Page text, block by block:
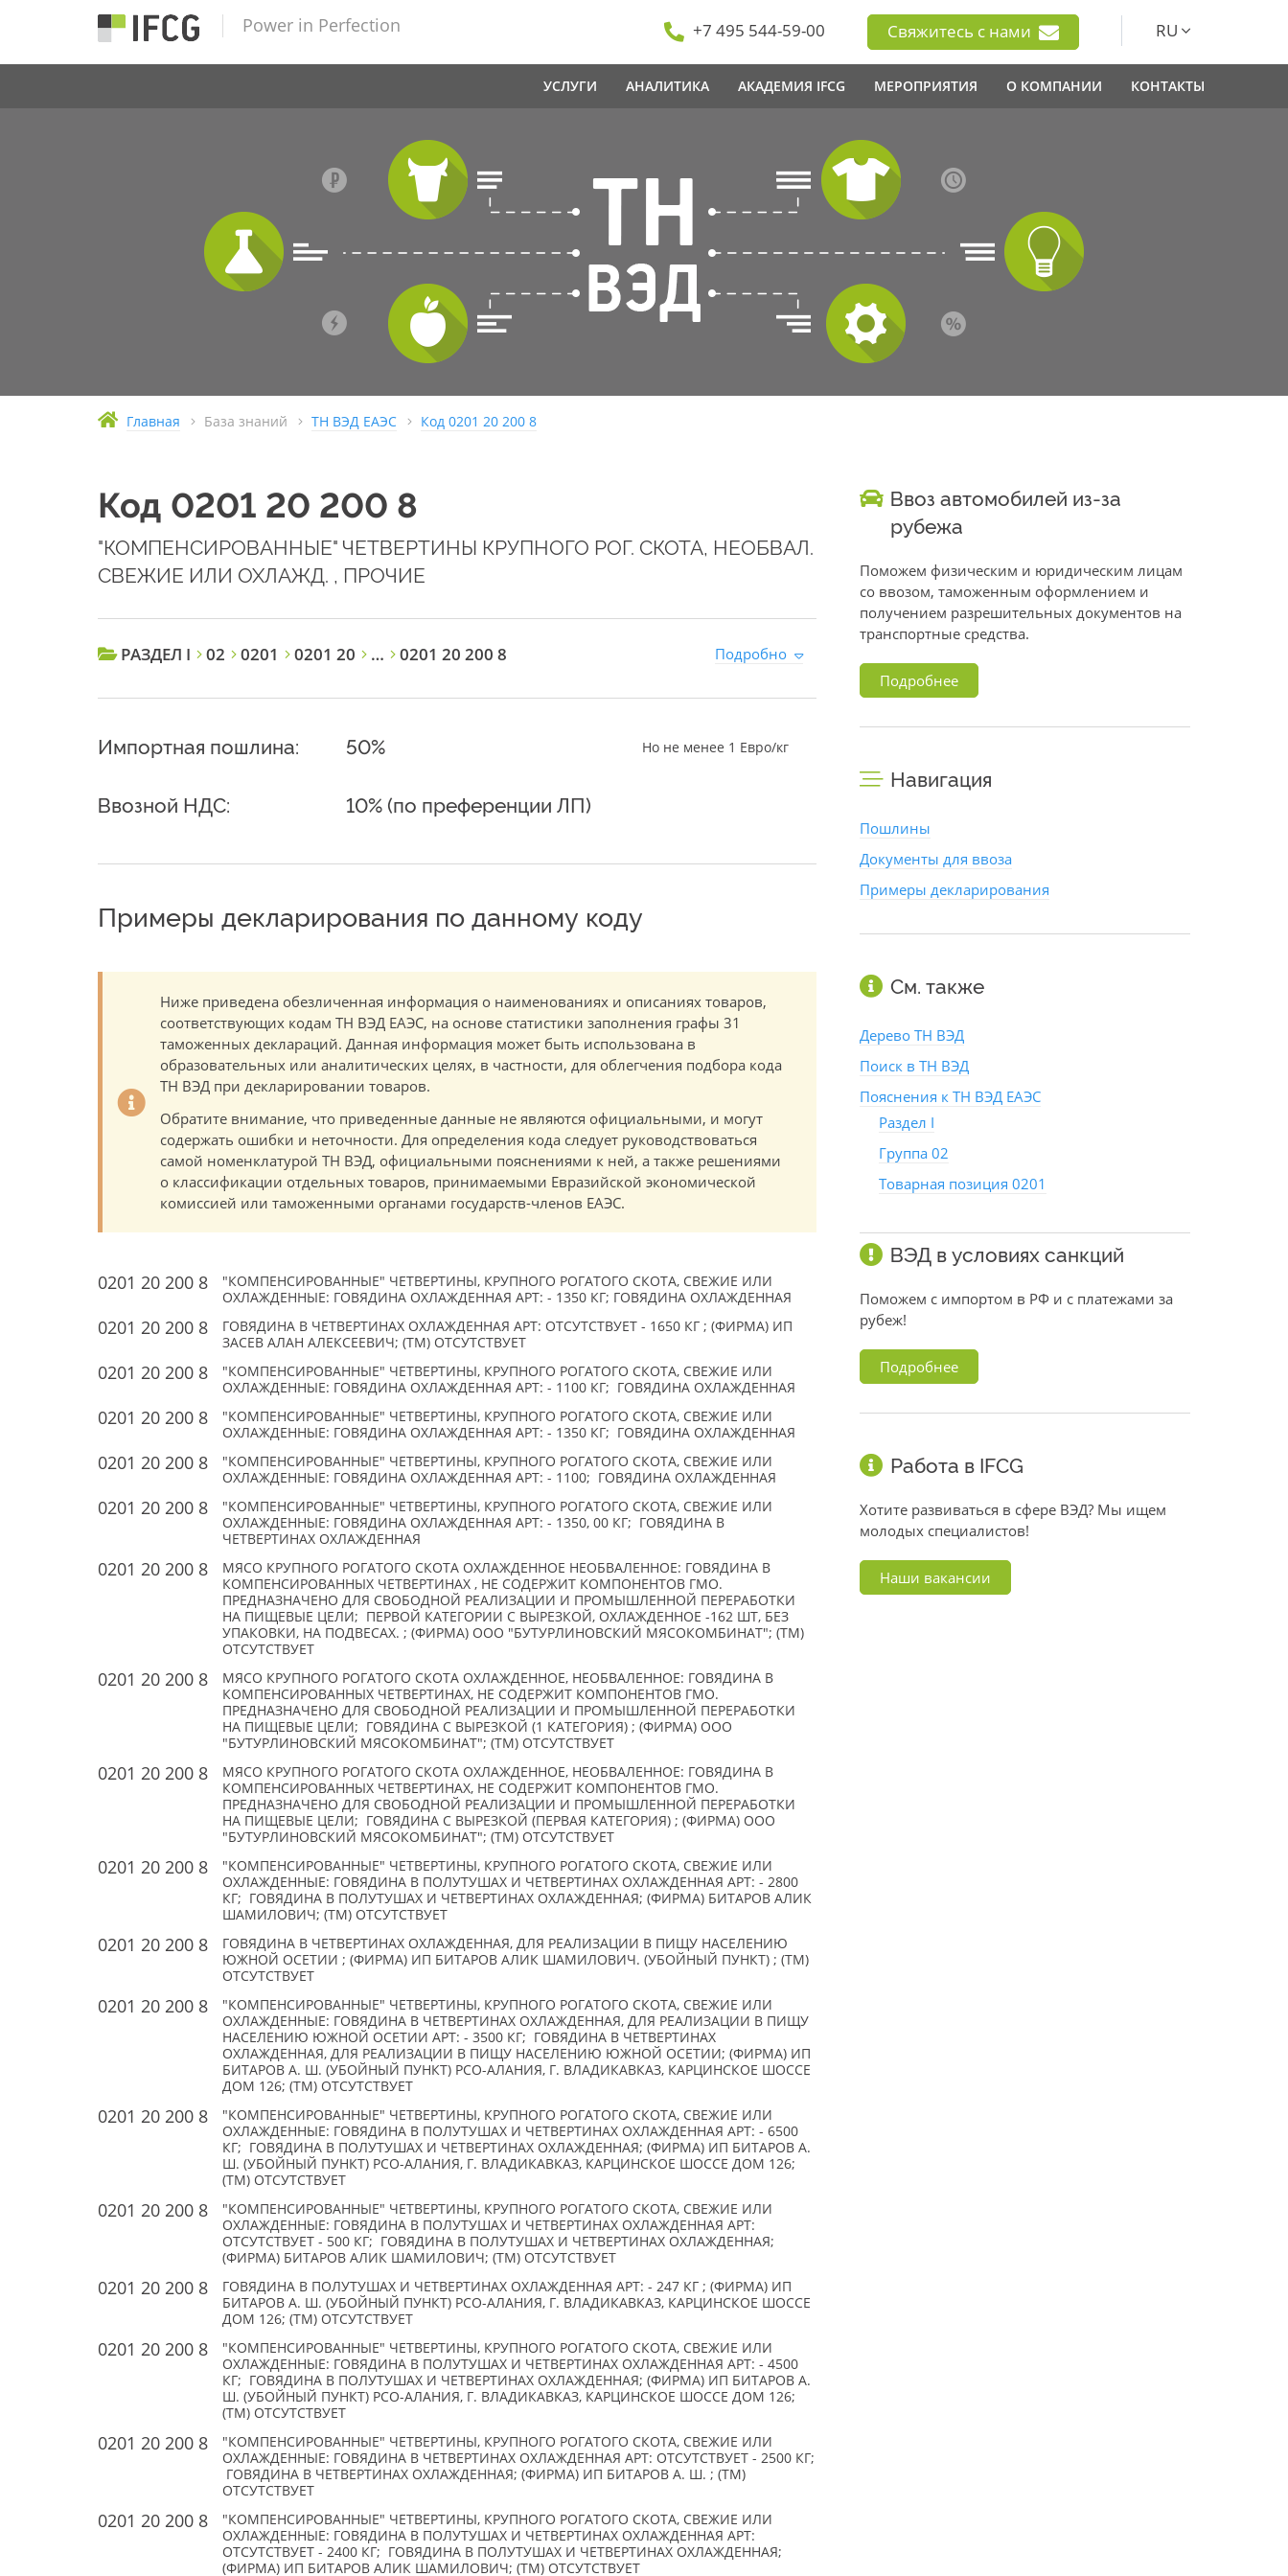
Power in Perfection +7 495 544-59-00 Свяжитесь с нами RU
УСЛУГИ АНАЛИТИКА АКАДЕМИЯ IFCG МЕРОПРИЯТИЯ О КОМПАНИИ КОНТАКТЫ
Главная База знаний ТН ВЭД ЕАЭС Код 0201 20 200 8
Код 0201 20 200 8
"КОМПЕНСИРОВАННЫЕ" ЧЕТВЕРТИНЫ КРУПНОГО РОГ. СКОТА, НЕОБВАЛ.
СВЕЖИЕ ИЛИ ОХЛАЖД. , ПРОЧИЕ
РАЗДЕЛ I 02 0201 0201 20 … 0201 20 200 8 Подробно
Импортная пошлина: 50% Но не менее 1 Евро/кг
Ввозной НДС: 10% (по преференции ЛП)
Примеры декларирования по данному коду
Ниже приведена обезличенная информация о наименованиях и описаниях товаров,
соответствующих кодам ТН ВЭД ЕАЭС, на основе статистики заполнения графы 31
таможенных деклараций. Данная информация может быть использована в
образовательных или аналитических целях, в частности, для облегчения подбора кода
ТН ВЭД при декларировании товаров.
Обратите внимание, что приведенные данные не являются официальными, и могут
содержать ошибки и неточности. Для определения кода следует руководствоваться
самой номенклатурой ТН ВЭД, официальными пояснениями к ней, а также решениями
о классификации отдельных товаров, принимаемыми Евразийской экономической
комиссией или таможенными органами государств-членов ЕАЭС.
0201 20 200 8
"КОМПЕНСИРОВАННЫЕ" ЧЕТВЕРТИНЫ, КРУПНОГО РОГАТОГО СКОТА, СВЕЖИЕ ИЛИ
ОХЛАЖДЕННЫЕ: ГОВЯДИНА ОХЛАЖДЕННАЯ АРТ: - 1350 КГ; ГОВЯДИНА ОХЛАЖДЕННАЯ
0201 20 200 8
ГОВЯДИНА В ЧЕТВЕРТИНАХ ОХЛАЖДЕННАЯ АРТ: ОТСУТСТВУЕТ - 1650 КГ ; (ФИРМА) ИП
ЗАСЕВ АЛАН АЛЕКСЕЕВИЧ; (TM) ОТСУТСТВУЕТ
0201 20 200 8
"КОМПЕНСИРОВАННЫЕ" ЧЕТВЕРТИНЫ, КРУПНОГО РОГАТОГО СКОТА, СВЕЖИЕ ИЛИ
ОХЛАЖДЕННЫЕ: ГОВЯДИНА ОХЛАЖДЕННАЯ АРТ: - 1100 КГ; ГОВЯДИНА ОХЛАЖДЕННАЯ
0201 20 200 8
"КОМПЕНСИРОВАННЫЕ" ЧЕТВЕРТИНЫ, КРУПНОГО РОГАТОГО СКОТА, СВЕЖИЕ ИЛИ
ОХЛАЖДЕННЫЕ: ГОВЯДИНА ОХЛАЖДЕННАЯ АРТ: - 1350 КГ; ГОВЯДИНА ОХЛАЖДЕННАЯ
0201 20 200 8
"КОМПЕНСИРОВАННЫЕ" ЧЕТВЕРТИНЫ, КРУПНОГО РОГАТОГО СКОТА, СВЕЖИЕ ИЛИ
ОХЛАЖДЕННЫЕ: ГОВЯДИНА ОХЛАЖДЕННАЯ АРТ: - 1100; ГОВЯДИНА ОХЛАЖДЕННАЯ
0201 20 200 8
"КОМПЕНСИРОВАННЫЕ" ЧЕТВЕРТИНЫ, КРУПНОГО РОГАТОГО СКОТА, СВЕЖИЕ ИЛИ
ОХЛАЖДЕННЫЕ: ГОВЯДИНА ОХЛАЖДЕННАЯ АРТ: - 1350, 00 КГ; ГОВЯДИНА В
ЧЕТВЕРТИНАХ ОХЛАЖДЕННАЯ
0201 20 200 8
МЯСО КРУПНОГО РОГАТОГО СКОТА ОХЛАЖДЕННОЕ НЕОБВАЛЕННОЕ: ГОВЯДИНА В
КОМПЕНСИРОВАННЫХ ЧЕТВЕРТИНАХ , НЕ СОДЕРЖИТ КОМПОНЕНТОВ ГМО.
ПРЕДНАЗНАЧЕНО ДЛЯ СВОБОДНОЙ РЕАЛИЗАЦИИ И ПРОМЫШЛЕННОЙ ПЕРЕРАБОТКИ
НА ПИЩЕВЫЕ ЦЕЛИ; ПЕРВОЙ КАТЕГОРИИ С ВЫРЕЗКОЙ, ОХЛАЖДЕННОЕ -162 ШТ, БЕЗ
УПАКОВКИ, НА ПОДВЕСАХ. ; (ФИРМА) ООО "БУТУРЛИНОВСКИЙ МЯСОКОМБИНАТ"; (TM)
ОТСУТСТВУЕТ
0201 20 200 8
МЯСО КРУПНОГО РОГАТОГО СКОТА ОХЛАЖДЕННОЕ, НЕОБВАЛЕННОЕ: ГОВЯДИНА В
КОМПЕНСИРОВАННЫХ ЧЕТВЕРТИНАХ, НЕ СОДЕРЖИТ КОМПОНЕНТОВ ГМО.
ПРЕДНАЗНАЧЕНО ДЛЯ СВОБОДНОЙ РЕАЛИЗАЦИИ И ПРОМЫШЛЕННОЙ ПЕРЕРАБОТКИ
НА ПИЩЕВЫЕ ЦЕЛИ; ГОВЯДИНА С ВЫРЕЗКОЙ (1 КАТЕГОРИЯ) ; (ФИРМА) ООО
"БУТУРЛИНОВСКИЙ МЯСОКОМБИНАТ"; (TM) ОТСУТСТВУЕТ
0201 20 200 8
МЯСО КРУПНОГО РОГАТОГО СКОТА ОХЛАЖДЕННОЕ, НЕОБВАЛЕННОЕ: ГОВЯДИНА В
КОМПЕНСИРОВАННЫХ ЧЕТВЕРТИНАХ, НЕ СОДЕРЖИТ КОМПОНЕНТОВ ГМО.
ПРЕДНАЗНАЧЕНО ДЛЯ СВОБОДНОЙ РЕАЛИЗАЦИИ И ПРОМЫШЛЕННОЙ ПЕРЕРАБОТКИ
НА ПИЩЕВЫЕ ЦЕЛИ; ГОВЯДИНА С ВЫРЕЗКОЙ (ПЕРВАЯ КАТЕГОРИЯ) ; (ФИРМА) ООО
"БУТУРЛИНОВСКИЙ МЯСОКОМБИНАТ"; (TM) ОТСУТСТВУЕТ
0201 20 200 8
"КОМПЕНСИРОВАННЫЕ" ЧЕТВЕРТИНЫ, КРУПНОГО РОГАТОГО СКОТА, СВЕЖИЕ ИЛИ
ОХЛАЖДЕННЫЕ: ГОВЯДИНА В ПОЛУТУШАХ И ЧЕТВЕРТИНАХ ОХЛАЖДЕННАЯ АРТ: - 2800
КГ; ГОВЯДИНА В ПОЛУТУШАХ И ЧЕТВЕРТИНАХ ОХЛАЖДЕННАЯ; (ФИРМА) БИТАРОВ АЛИК
ШАМИЛОВИЧ; (TM) ОТСУТСТВУЕТ
0201 20 200 8
ГОВЯДИНА В ЧЕТВЕРТИНАХ ОХЛАЖДЕННАЯ, ДЛЯ РЕАЛИЗАЦИИ В ПИЩУ НАСЕЛЕНИЮ
ЮЖНОЙ ОСЕТИИ ; (ФИРМА) ИП БИТАРОВ АЛИК ШАМИЛОВИЧ. (УБОЙНЫЙ ПУНКТ) ; (TM)
ОТСУТСТВУЕТ
0201 20 200 8
"КОМПЕНСИРОВАННЫЕ" ЧЕТВЕРТИНЫ, КРУПНОГО РОГАТОГО СКОТА, СВЕЖИЕ ИЛИ
ОХЛАЖДЕННЫЕ: ГОВЯДИНА В ЧЕТВЕРТИНАХ ОХЛАЖДЕННАЯ, ДЛЯ РЕАЛИЗАЦИИ В ПИЩУ
НАСЕЛЕНИЮ ЮЖНОЙ ОСЕТИИ АРТ: - 3500 КГ; ГОВЯДИНА В ЧЕТВЕРТИНАХ
ОХЛАЖДЕННАЯ, ДЛЯ РЕАЛИЗАЦИИ В ПИЩУ НАСЕЛЕНИЮ ЮЖНОЙ ОСЕТИИ; (ФИРМА) ИП
БИТАРОВ А. Ш. (УБОЙНЫЙ ПУНКТ) РСО-АЛАНИЯ, Г. ВЛАДИКАВКАЗ, КАРЦИНСКОЕ ШОССЕ
ДОМ 126; (TM) ОТСУТСТВУЕТ
0201 20 200 8
"КОМПЕНСИРОВАННЫЕ" ЧЕТВЕРТИНЫ, КРУПНОГО РОГАТОГО СКОТА, СВЕЖИЕ ИЛИ
ОХЛАЖДЕННЫЕ: ГОВЯДИНА В ПОЛУТУШАХ И ЧЕТВЕРТИНАХ ОХЛАЖДЕННАЯ АРТ: - 6500
КГ; ГОВЯДИНА В ПОЛУТУШАХ И ЧЕТВЕРТИНАХ ОХЛАЖДЕННАЯ; (ФИРМА) ИП БИТАРОВ А.
Ш. (УБОЙНЫЙ ПУНКТ) РСО-АЛАНИЯ, Г. ВЛАДИКАВКАЗ, КАРЦИНСКОЕ ШОССЕ ДОМ 126;
(TM) ОТСУТСТВУЕТ
0201 20 200 8
"КОМПЕНСИРОВАННЫЕ" ЧЕТВЕРТИНЫ, КРУПНОГО РОГАТОГО СКОТА, СВЕЖИЕ ИЛИ
ОХЛАЖДЕННЫЕ: ГОВЯДИНА В ПОЛУТУШАХ И ЧЕТВЕРТИНАХ ОХЛАЖДЕННАЯ АРТ:
ОТСУТСТВУЕТ - 500 КГ; ГОВЯДИНА В ПОЛУТУШАХ И ЧЕТВЕРТИНАХ ОХЛАЖДЕННАЯ;
(ФИРМА) БИТАРОВ АЛИК ШАМИЛОВИЧ; (TM) ОТСУТСТВУЕТ
0201 20 200 8
ГОВЯДИНА В ПОЛУТУШАХ И ЧЕТВЕРТИНАХ ОХЛАЖДЕННАЯ АРТ: - 247 КГ ; (ФИРМА) ИП
БИТАРОВ А. Ш. (УБОЙНЫЙ ПУНКТ) РСО-АЛАНИЯ, Г. ВЛАДИКАВКАЗ, КАРЦИНСКОЕ ШОССЕ
ДОМ 126; (TM) ОТСУТСТВУЕТ
0201 20 200 8
"КОМПЕНСИРОВАННЫЕ" ЧЕТВЕРТИНЫ, КРУПНОГО РОГАТОГО СКОТА, СВЕЖИЕ ИЛИ
ОХЛАЖДЕННЫЕ: ГОВЯДИНА В ПОЛУТУШАХ И ЧЕТВЕРТИНАХ ОХЛАЖДЕННАЯ АРТ: - 4500
КГ; ГОВЯДИНА В ПОЛУТУШАХ И ЧЕТВЕРТИНАХ ОХЛАЖДЕННАЯ; (ФИРМА) ИП БИТАРОВ А.
Ш. (УБОЙНЫЙ ПУНКТ) РСО-АЛАНИЯ, Г. ВЛАДИКАВКАЗ, КАРЦИНСКОЕ ШОССЕ ДОМ 126;
(TM) ОТСУТСТВУЕТ
0201 20 200 8
"КОМПЕНСИРОВАННЫЕ" ЧЕТВЕРТИНЫ, КРУПНОГО РОГАТОГО СКОТА, СВЕЖИЕ ИЛИ
ОХЛАЖДЕННЫЕ: ГОВЯДИНА В ЧЕТВЕРТИНАХ ОХЛАЖДЕННАЯ АРТ: ОТСУТСТВУЕТ - 2500 КГ;
ГОВЯДИНА В ЧЕТВЕРТИНАХ ОХЛАЖДЕННАЯ; (ФИРМА) ИП БИТАРОВ А. Ш. ; (TM)
ОТСУТСТВУЕТ
0201 20 200 8
"КОМПЕНСИРОВАННЫЕ" ЧЕТВЕРТИНЫ, КРУПНОГО РОГАТОГО СКОТА, СВЕЖИЕ ИЛИ
ОХЛАЖДЕННЫЕ: ГОВЯДИНА В ПОЛУТУШАХ И ЧЕТВЕРТИНАХ ОХЛАЖДЕННАЯ АРТ:
ОТСУТСТВУЕТ - 2400 КГ; ГОВЯДИНА В ПОЛУТУШАХ И ЧЕТВЕРТИНАХ ОХЛАЖДЕННАЯ;
(ФИРМА) ИП БИТАРОВ АЛИК ШАМИЛОВИЧ; (TM) ОТСУТСТВУЕТ
Ввоз автомобилей из-за
рубежа
Поможем физическим и юридическим лицам
со ввозом, таможенным оформлением и
получением разрешительных документов на
транспортные средства.
Подробнее
Навигация
Пошлины
Документы для ввоза
Примеры декларирования
См. также
Дерево ТН ВЭД
Поиск в ТН ВЭД
Пояснения к ТН ВЭД ЕАЭС
Раздел I
Группа 02
Товарная позиция 0201
ВЭД в условиях санкций
Поможем с импортом в РФ и с платежами за
рубеж!
Подробнее
Работа в IFCG
Хотите развиваться в сфере ВЭД? Мы ищем
молодых специалистов!
Наши вакансии